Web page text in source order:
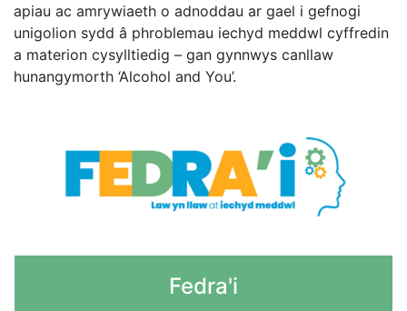
apiau ac amrywiaeth o adnoddau ar gael i gefnogi
unigolion sydd â phroblemau iechyd meddwl cyffredin
a materion cysylltiedig – gan gynnwys canllaw
hunangymorth ‘Alcohol and You’.
Fedra'i